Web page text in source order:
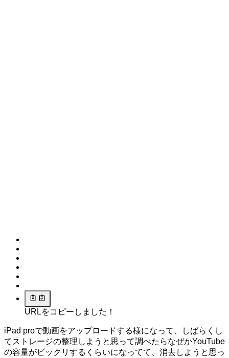
URLをコピーしました！
iPad proで動画をアップロードする様になって、しばらくし
てストレージの整理しようと思って調べたらなぜかYouTube
の容量がビックリするくらいになってて、消去しようと思っ